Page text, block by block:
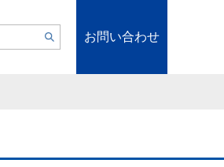
お問い合わせ